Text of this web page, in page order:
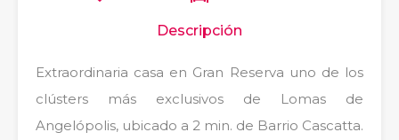
Descripción
Extraordinaria casa en Gran Reserva uno de los
clústers más exclusivos de Lomas de
Angelópolis, ubicado a 2 min. de Barrio Cascatta.